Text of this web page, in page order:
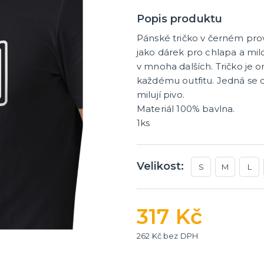
Popis produktu
Pánské tričko v černém
jako dárek pro chlapa a
v mnoha dalších. Tričko je
každému outfitu. Jedná se
milují pivo.
Materiál 100% bavlna.
1ks
Velikost: S M L
317 Kč
262 Kč bez DPH